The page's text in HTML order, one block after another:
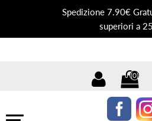
Spedizione 7.90€
superiori a
(0)